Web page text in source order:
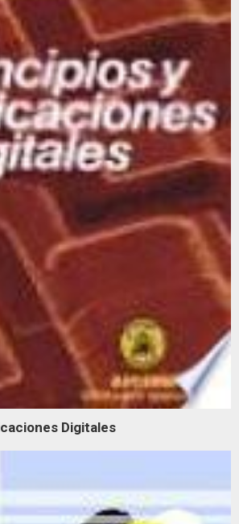
Digitales